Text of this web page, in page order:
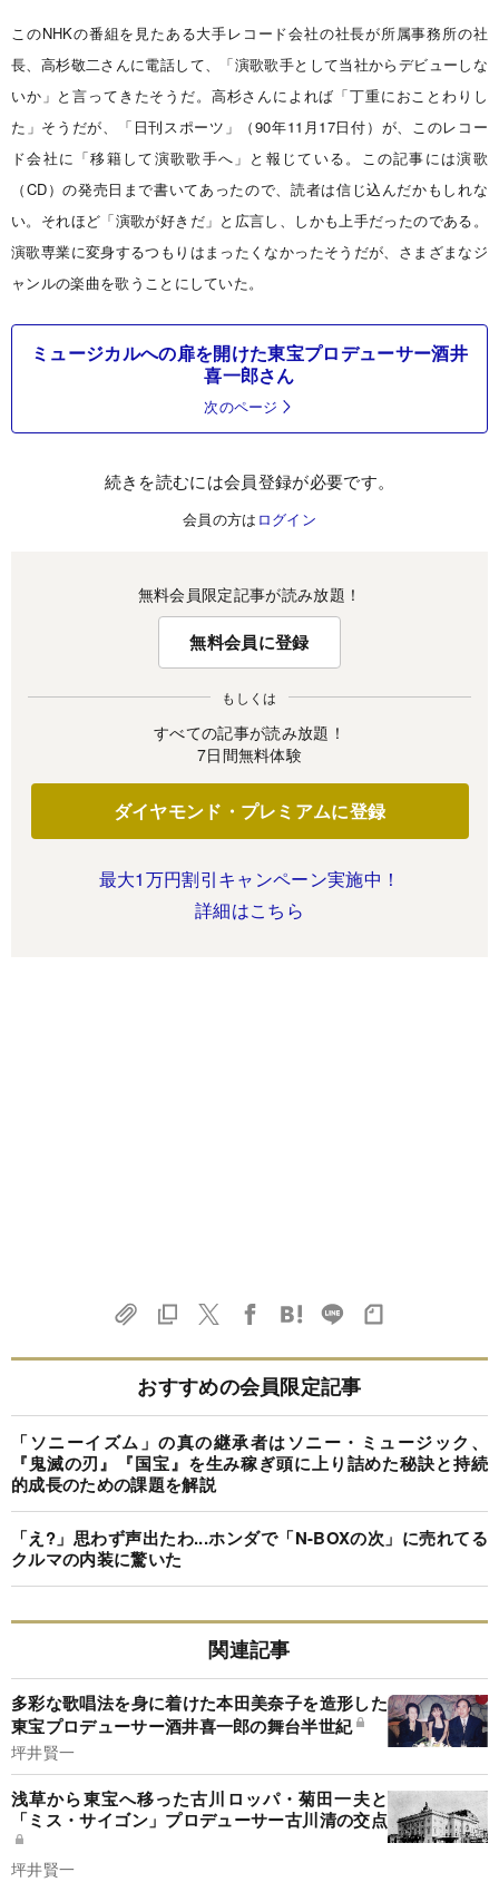
このNHKの番組を見たある大手レコード会社の社長が所属事務所の社
長、高杉敬二さんに電話して、「演歌歌手として当社からデビューしな
いか」と言ってきたそうだ。高杉さんによれば「丁重におことわりし
た」そうだが、「日刊スポーツ」（90年11月17日付）が、このレコー
ド会社に「移籍して演歌歌手へ」と報じている。この記事には演歌
（CD）の発売日まで書いてあったので、読者は信じ込んだかもしれな
い。それほど「演歌が好きだ」と広言し、しかも上手だったのである。
演歌専業に変身するつもりはまったくなかったそうだが、さまざまなジ
ャンルの楽曲を歌うことにしていた。
ミュージカルへの扉を開けた東宝プロデューサー酒井
喜一郎さん
次のページ
続きを読むには会員登録が必要です。
会員の方は ログイン
無料会員限定記事が読み放題！
無料会員に登録
もしくは
すべての記事が読み放題！
7日間無料体験
ダイヤモンド・プレミアムに登録
最大1万円割引キャンペーン実施中！
詳細はこちら
おすすめの会員限定記事
「ソニーイズム」の真の継承者はソニー・ミュージック、
『鬼滅の刃』『国宝』を生み稼ぎ頭に上り詰めた秘訣と持続
的成長のための課題を解説
「え?」思わず声出たわ...ホンダで「N-BOXの次」に売れてる
クルマの内装に驚いた
関連記事
多彩な歌唱法を身に着けた本田美奈子を造形した
東宝プロデューサー酒井喜一郎の舞台半世紀
坪井賢一
浅草から東宝へ移った古川ロッパ・菊田一夫と
「ミス・サイゴン」プロデューサー古川清の交点
坪井賢一